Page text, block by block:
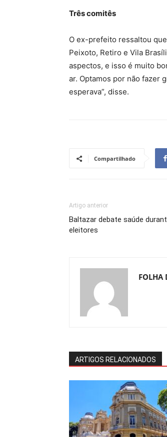
Três comitês
O ex-prefeito ressaltou
Peixoto, Retiro e Vila
aspectos, e isso é muito
ar. Optamos por não fazer
esperava”, disse.
Compartilhado
Artigo anterior
Baltazar debate saúde
eleitores
FOLHA
ARTIGOS RELACIONADOS